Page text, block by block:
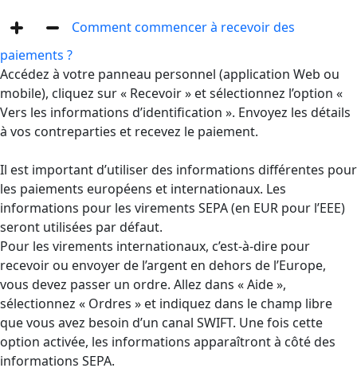
Comment commencer à recevoir des
paiements ?
Accédez à votre panneau personnel (application Web ou
mobile), cliquez sur « Recevoir » et sélectionnez l’option «
Vers les informations d’identification ». Envoyez les détails
à vos contreparties et recevez le paiement.
Il est important d’utiliser des informations différentes pour
les paiements européens et internationaux. Les
informations pour les virements SEPA (en EUR pour l’EEE)
seront utilisées par défaut.
Pour les virements internationaux, c’est-à-dire pour
recevoir ou envoyer de l’argent en dehors de l’Europe,
vous devez passer un ordre. Allez dans « Aide »,
sélectionnez « Ordres » et indiquez dans le champ libre
que vous avez besoin d’un canal SWIFT. Une fois cette
option activée, les informations apparaîtront à côté des
informations SEPA.